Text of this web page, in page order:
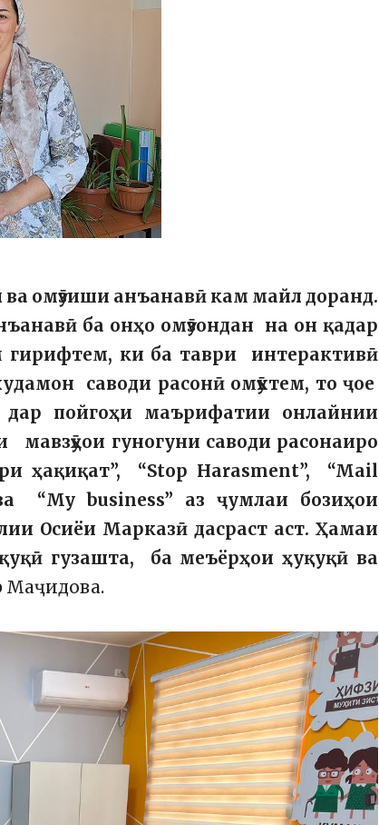
ва омӯзиши анъанавӣ кам майл доранд.
ба онҳо омӯзондан на он қадар
ки ба таври интерактивӣ
саводи расонӣ омӯхтем, то ҷое
пойгоҳи маърифатии онлайнии
мавзӯҳои гуногуни саводи расонаиро
ҳақиқат”, “Stop Harasment”, “Mail
“My business” аз ҷумлаи бозиҳои
Осиёи Марказӣ дасраст аст. Ҳамаи
гузашта, ба меъёрҳои ҳуқуқӣ ва
Маҷидова.